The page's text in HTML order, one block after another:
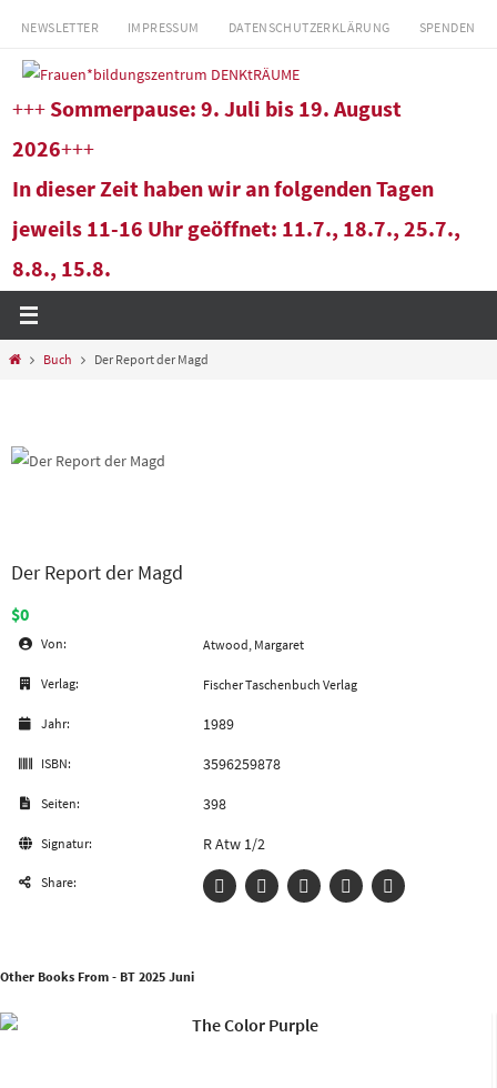
Zum
springen
NEWSLETTER IMPRESSUM DATENSCHUTZERKLÄRUNG SPENDEN
+++ Sommerpause: 9. Juli bis 19. August
2026+++
In dieser Zeit haben wir an folgenden Tagen
jeweils 11-16 Uhr geöffnet: 11.7., 18.7., 25.7.,
8.8., 15.8.
StartBuch Der Report der Magd
Der Report der Magd
$0
Von: Atwood, Margaret
Verlag: Fischer Taschenbuch Verlag
Jahr: 1989
ISBN: 3596259878
Seiten: 398
Signatur: R Atw 1/2
Share:
Other Books From - BT 2025 Juni